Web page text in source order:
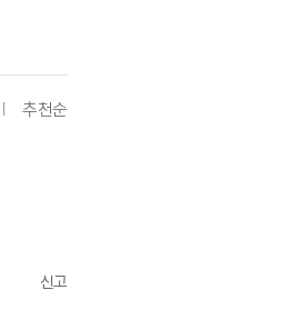
추천순
신고